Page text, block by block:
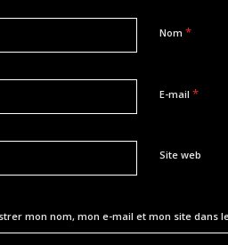
Nom *
E-mail *
Site web
mon nom, mon e-mail et mon site dans